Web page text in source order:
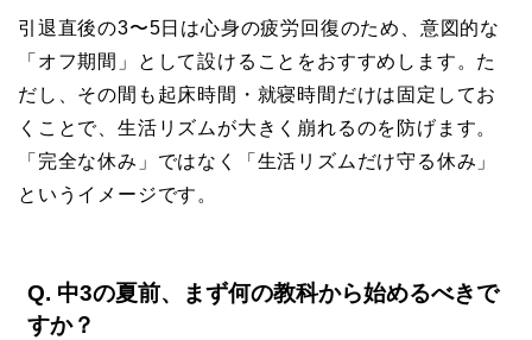
引退直後の3〜5日は心身の疲労回復のため、意図的な
「オフ期間」として設けることをおすすめします。た
だし、その間も起床時間・就寝時間だけは固定してお
くことで、生活リズムが大きく崩れるのを防げます。
「完全な休み」ではなく「生活リズムだけ守る休み」
というイメージです。
Q. 中3の夏前、まず何の教科から始めるべきで
すか？